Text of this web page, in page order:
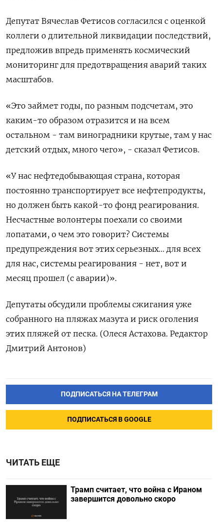
Депутат Вячеслав Фетисов согласился с оценкой
коллеги о длительной ликвидации последствий,
предложив впредь применять космический
мониторинг для предотвращения аварий таких
масштабов.
«Это займет годы, по разным подсчетам, это
каким-то образом отразится и на всем
остальном - там виноградники крутые, там у нас
детский отдых, много чего», - сказал Фетисов.
«У нас нефтедобывающая страна, которая
постоянно транспортирует все нефтепродукты,
но должен быть какой-то фонд реагирования.
Несчастные волонтеры поехали со своими
лопатами, о чем это говорит? Системы
предупреждения вот этих серьезных... для всех
для нас, системы реагирования - нет, вот и
месяц прошел (с аварии)».
Депутаты обсудили проблемы сжигания уже
собранного на пляжах мазута и риск оголения
этих пляжей от песка. (Олеся Астахова. Редактор
Дмитрий Антонов)
ПОДПИСАТЬСЯ НА ТЕЛЕГРАМ
ПОДПИСАТЬСЯ В GOOGLE
ЧИТАТЬ ЕЩЕ
Трамп считает, что война с Ираном
завершится довольно скоро